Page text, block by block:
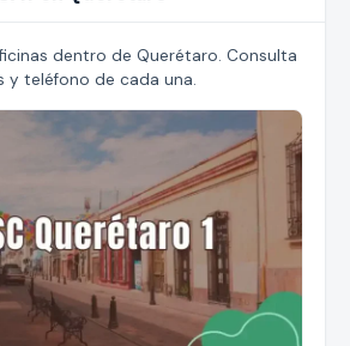
dentro de Querétaro. Consulta
y teléfono de cada una.